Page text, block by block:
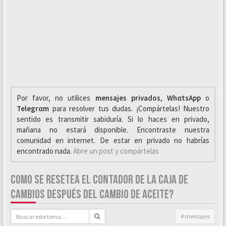
Por favor, no utilices mensajes privados, WhαtsAppo
Telegrαm para resolver tus dudas. ¡Compártelas! Nuestro
sentido es transmitir sabiduría. Si lo haces en privado,
mañana no estará disponible. Encontraste nuestra
comunidad en internet. De estar en privado no habrías
encontrado nada. Abre un post y compártelas
COMO SE RESETEA EL CONTADOR DE LA CAJA DE
CAMBIOS DESPUÉS DEL CAMBIO DE ACEITE?
4 mensajes